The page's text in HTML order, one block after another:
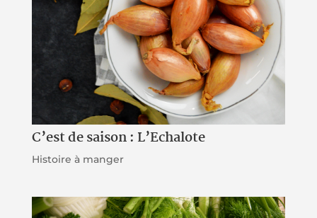
C’est de saison : L’Echalote
Histoire à manger